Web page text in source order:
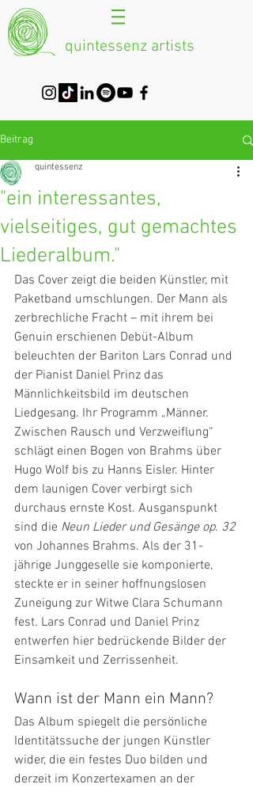
quintessenz artists
Beitrag
"ein interessantes,
vielseitiges, gut gemachtes
Liederalbum."
quintessenz
Das Cover zeigt die beiden Künstler, mit
Paketband umschlungen. Der Mann als
zerbrechliche Fracht – mit ihrem bei
Genuin erschienen Debüt-Album
beleuchten der Bariton Lars Conrad und
der Pianist Daniel Prinz das
Männlichkeitsbild im deutschen
Liedgesang. Ihr Programm „Männer.
Zwischen Rausch und Verzweiflung“
schlägt einen Bogen von Brahms über
Hugo Wolf bis zu Hanns Eisler. Hinter
dem launigen Cover verbirgt sich
durchaus ernste Kost. Ausganspunkt
sind die Neun Lieder und Gesänge op. 32
von Johannes Brahms. Als der 31-
jährige Junggeselle sie komponierte,
steckte er in seiner hoffnungslosen
Zuneigung zur Witwe Clara Schumann
fest. Lars Conrad und Daniel Prinz
entwerfen hier bedrückende Bilder der
Einsamkeit und Zerrissenheit.
Wann ist der Mann ein Mann?
Das Album spiegelt die persönliche
Identitätssuche der jungen Künstler
wider, die ein festes Duo bilden und
derzeit im Konzertexamen an der